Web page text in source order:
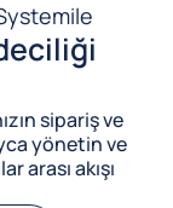
ile
sipariş ve
yönetin ve
arası akışı